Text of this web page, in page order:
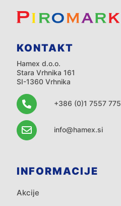
KONTAKT
Hamex d.o.o.
Stara Vrhnika 161
SI-1360 Vrhnika
+386 (0)1 7557 775
info@hamex.si
INFORMACIJE
Akcije